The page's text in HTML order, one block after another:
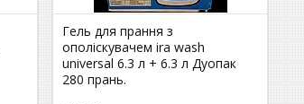
Гель для прання з
ополіскувачем ira wash
universal 6.3 л + 6.3 л Дуопак
280 прань.